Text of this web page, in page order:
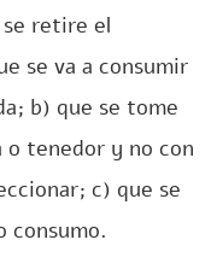
retire el
se va a consumir
b) que se tome
o tenedor y no con
c) que se
consumo.